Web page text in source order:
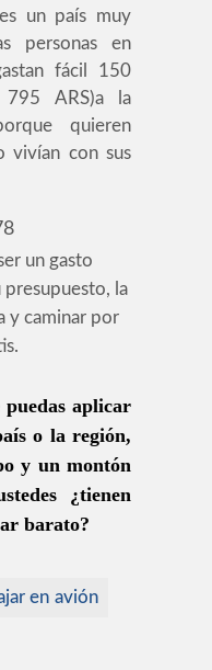
un país muy
personas en
fácil 150
ARS)a la
quieren
vivían con sus
un gasto
la
y caminar por
aplicar
o la región,
y un montón
¿tienen
barato?
en avión